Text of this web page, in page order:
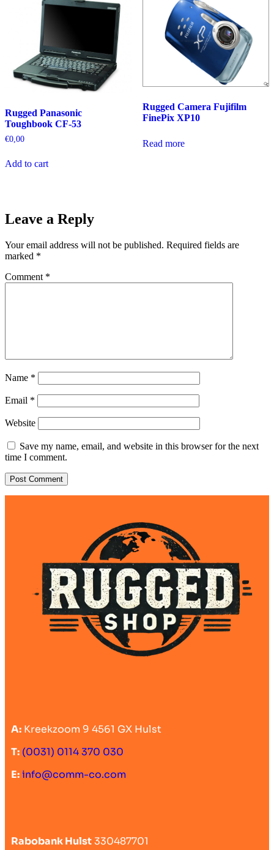
Rugged Panasonic
Toughbook CF-53
€0,00
Add to cart
Rugged Camera Fujifilm
FinePix XP10
Read more
Leave a Reply
Your email address will not be published. Required fields are
marked *
Comment *
Name *
Email *
Website
Save my name, email, and website in this browser for the next
time I comment.
A: Kreekzoom 9 4561 GX Hulst
T: (0031) 0114 370 030
E:info@comm-co.com
Rabobank Hulst330487701